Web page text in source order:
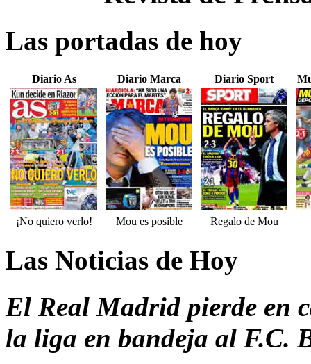
Las portadas de hoy
Diario As Diario Marca Diario Sport
¡No quiero verlo! Mou es posible Regalo de Mou
Las Noticias de Hoy
El Real Madrid pierde en
la liga en bandeja al F.C.